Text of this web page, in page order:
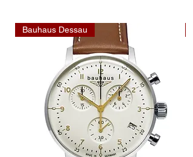
Bauhaus Dessau